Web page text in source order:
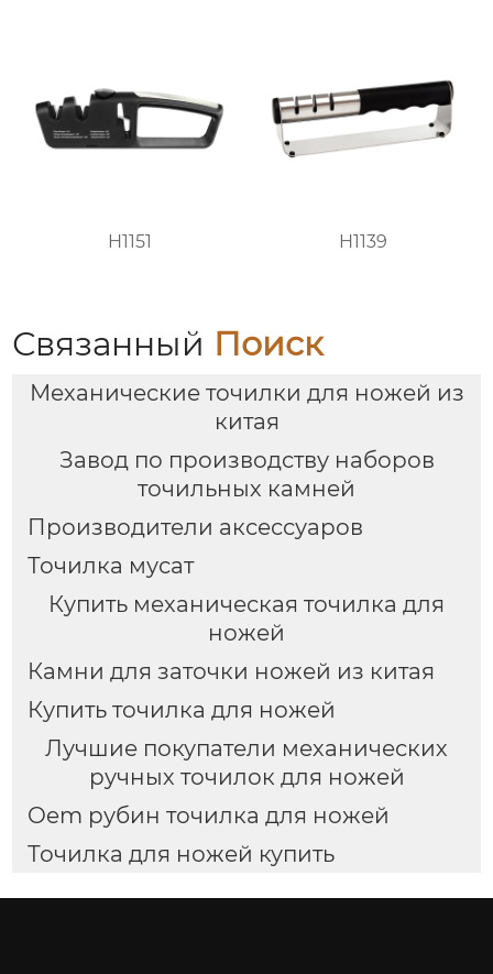
H1151 H1139
Связанный Поиск
Механические точилки для ножей из
китая
Завод по производству наборов
точильных камней
Производители аксессуаров
Точилка мусат
Купить механическая точилка для
ножей
Камни для заточки ножей из китая
Купить точилка для ножей
Лучшие покупатели механических
ручных точилок для ножей
Oem рубин точилка для ножей
Точилка для ножей купить